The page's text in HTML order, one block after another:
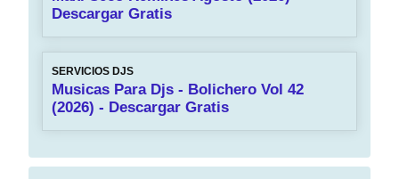
Descargar Gratis
SERVICIOS DJS
Musicas Para Djs - Bolichero Vol 42
(2026) - Descargar Gratis